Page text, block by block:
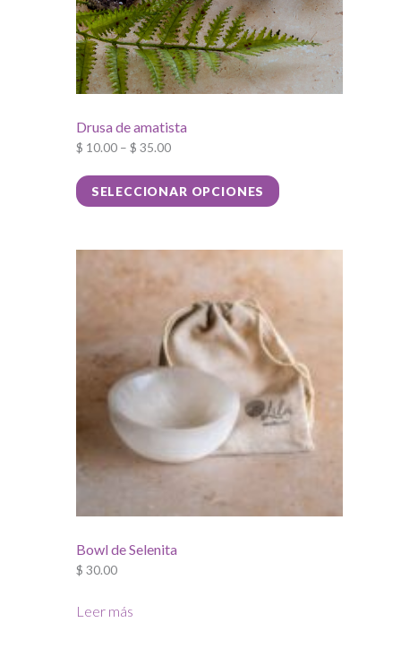
Drusa de amatista
$ 10.00 – $ 35.00
SELECCIONAR OPCIONES
producto
se
pueden
elegir
en
la
página
de
Bowl de Selenita
$ 30.00
Leer más